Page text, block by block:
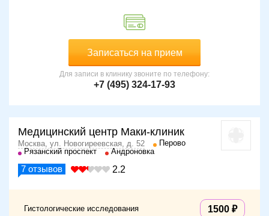
Записаться на прием
Для записи в клинику звоните по телефону:
+7 (495) 324-17-93
Медицинский центр Маки-клиник
Москва, ул. Новогиреевская, д. 52
Перово
Рязанский проспект
Андроновка
7 отзывов 2.2
Гистологические исследования 1500